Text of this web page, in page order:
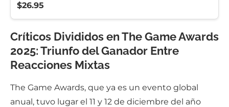
$26.95
Críticos Divididos en The Game Awards
2025: Triunfo del Ganador Entre
Reacciones Mixtas
The Game Awards, que ya es un evento global
anual, tuvo lugar el 11 y 12 de diciembre del año